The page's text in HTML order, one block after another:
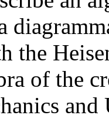
the
of the